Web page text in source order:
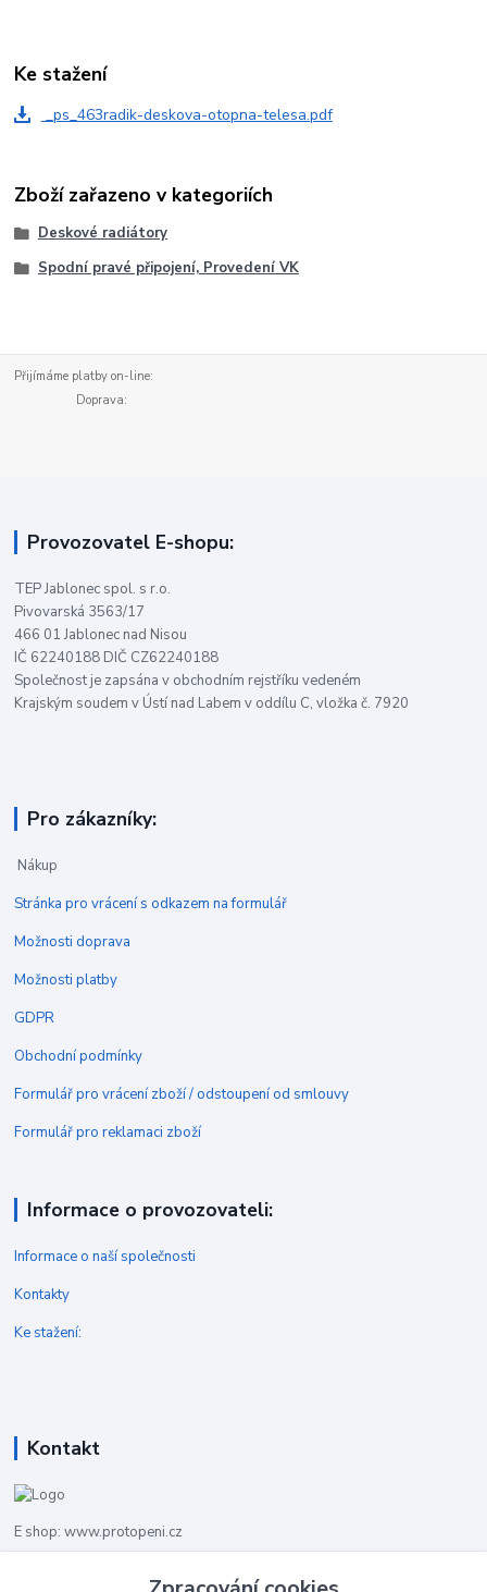
Ke stažení
_ps_463radik-deskova-otopna-telesa.pdf
Zboží zařazeno v kategoriích
Deskové radiátory
Spodní pravé připojení, Provedení VK
Přijímáme platby on-line:
Doprava:
Provozovatel E-shopu:
TEP Jablonec spol. s r.o.
Pivovarská 3563/17
466 01 Jablonec nad Nisou
IČ 62240188 DIČ CZ62240188
Společnost je zapsána v obchodním rejstříku vedeném
Krajským soudem v Ústí nad Labem v oddílu C, vložka č. 7920
Pro zákazníky:
Nákup
Stránka pro vrácení s odkazem na formulář
Možnosti doprava
Možnosti platby
GDPR
Obchodní podmínky
Formulář pro vrácení zboží / odstoupení od smlouvy
Formulář pro reklamaci zboží
Informace o provozovateli:
Informace o naší společnosti
Kontakty
Ke stažení:
Kontakt
E shop: www.protopeni.cz